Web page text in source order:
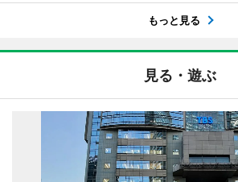
もっと見る
見る・遊ぶ